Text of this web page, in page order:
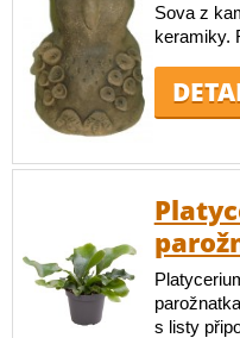
Sova z
keramiky.
s listy